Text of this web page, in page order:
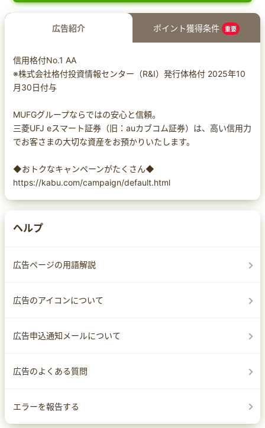
広告紹介 ポイント獲得条件 重要
信用格付No.1 AA
※株式会社格付投資情報センター（R&I）発行体格付 2025年10
月30日付与
MUFGグループならではの安心と信頼。
三菱UFJ eスマート証券（旧：auカブコム証券）は、高い信用力
でお客さまの大切な資産をお預かりいたします。
◆おトクなキャンペーンがたくさん◆
https://kabu.com/campaign/default.html
ヘルプ
広告ページの用語解説
広告のアイコンについて
広告申込通知メールについて
広告のよくある質問
エラーを報告する